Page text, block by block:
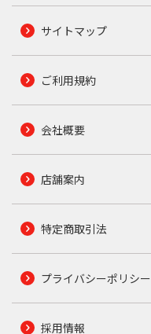
サイトマップ
ご利用規約
会社概要
店舗案内
特定商取引法
プライバシーポリシー
採用情報